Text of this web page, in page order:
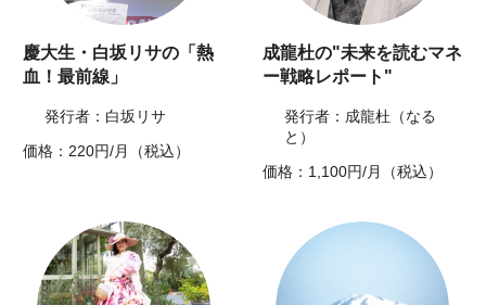
慶大生・白坂リサの「熱
血！最前線」
発行者：白坂リサ
価格：220円/月（税込）
成龍杜の"未来を読むマネ
ー戦略レポート"
発行者：成龍杜（なる
と）
価格：1,100円/月（税込）